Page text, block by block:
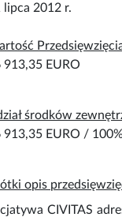
lipca 2012 r.
913,35 EURO
środków
913,35 EURO / 100%
opis
CIVITAS